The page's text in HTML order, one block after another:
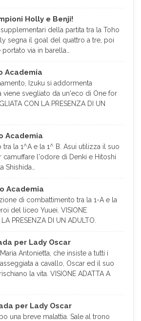
Holly e Benji!
della partita tra la Toho
segna il goal del quattro a tre, poi
via in barella…
Academia
Izuku si addormenta
viene svegliato da un'eco di One for
CON LA PRESENZA DI UN
Academia
la 1^A e la 1^ B. Asui utilizza il suo
l'odore di Denki e Hitoshi
Shishida…
Academia
di combattimento tra la 1-A e la
del liceo Yuuei. VISIONE
PRESENZA DI UN ADULTO.
per Lady Oscar
Antonietta, che insiste a tutti i
a cavallo, Oscar ed il suo
la vita. VISIONE ADATTA A
per Lady Oscar
una breve malattia. Sale al trono